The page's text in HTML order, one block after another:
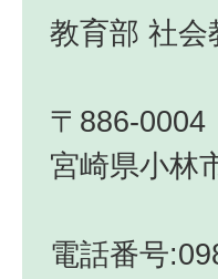
教育部 社会
〒886-0004
宮崎県小林
電話番号